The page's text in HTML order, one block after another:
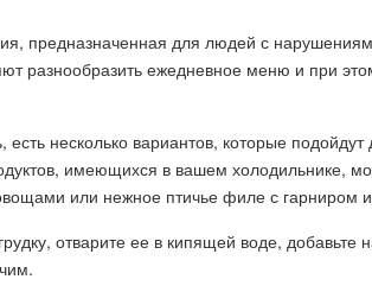
предназначенная для людей с
разнообразить ежедневное меню и при
несколько вариантов, которые подойдут
имеющихся в вашем холодильнике,
или нежное птичье филе с гарниром
отварите ее в кипящей воде, добавьте